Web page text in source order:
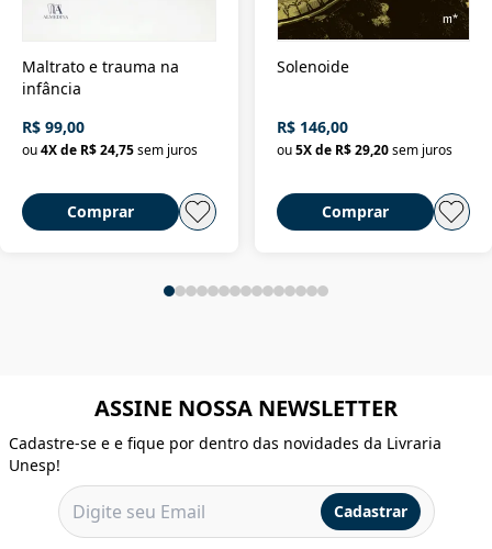
Maltrato e trauma na
infância
R$ 99,00
ou4X de R$ 24,75sem juros
Comprar
Solenoide
R$ 146,00
ou 5X de R$ 29,20 sem juros
Comprar
ASSINE NOSSA NEWSLETTER
Cadastre-se e e fique por dentro das novidades da Livraria
Unesp!
Cadastrar